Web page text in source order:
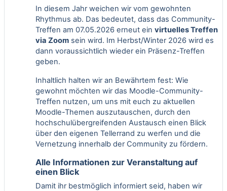
In diesem Jahr weichen wir vom gewohnten
Rhythmus ab. Das bedeutet, dass das Community-
Treffen am 07.05.2026 erneut ein virtuelles Treffen
via Zoom sein wird. Im Herbst/Winter 2026 wird es
dann voraussichtlich wieder ein Präsenz-Treffen
geben.
Inhaltlich halten wir an Bewährtem fest: Wie
gewohnt möchten wir das Moodle-Community-
Treffen nutzen, um uns mit euch zu aktuellen
Moodle-Themen auszutauschen, durch den
hochschulübergreifenden Austausch einen Blick
über den eigenen Tellerrand zu werfen und die
Vernetzung innerhalb der Community zu fördern.
Alle Informationen zur Veranstaltung auf
einen Blick
Damit ihr bestmöglich informiert seid, haben wir